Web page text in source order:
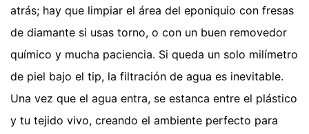
atrás; hay que limpiar el área del eponiquio con fresas
de diamante si usas torno, o con un buen removedor
químico y mucha paciencia. Si queda un solo milímetro
de piel bajo el tip, la filtración de agua es inevitable.
Una vez que el agua entra, se estanca entre el plástico
y tu tejido vivo, creando el ambiente perfecto para